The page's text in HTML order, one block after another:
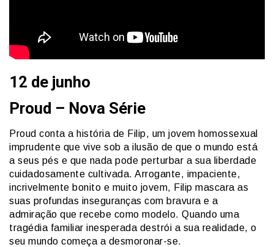
12 de junho
Proud – Nova Série
Proud conta a história de Filip, um jovem homossexual
imprudente que vive sob a ilusão de que o mundo está
a seus pés e que nada pode perturbar a sua liberdade
cuidadosamente cultivada. Arrogante, impaciente,
incrivelmente bonito e muito jovem, Filip mascara as
suas profundas inseguranças com bravura e a
admiração que recebe como modelo. Quando uma
tragédia familiar inesperada destrói a sua realidade, o
seu mundo começa a desmoronar-se.